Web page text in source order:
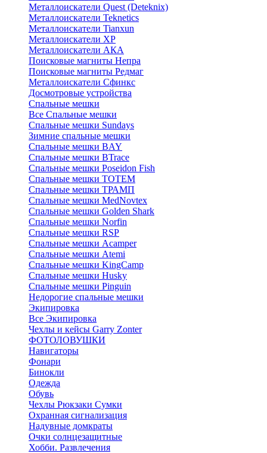
Металлоискатели Quest (Deteknix)
Металлоискатели Teknetics
Металлоискатели Tianxun
Металлоискатели XP
Металлоискатели АКА
Поисковые магниты Непра
Поисковые магниты Редмаг
Металлоискатели Сфинкс
Досмотровые устройства
Спальные мешки
Все Спальные мешки
Спальные мешки Sundays
Зимние спальные мешки
Спальные мешки BAY
Спальные мешки BTrace
Спальные мешки Poseidon Fish
Спальные мешки ТОТЕМ
Спальные мешки ТРАМП
Cпальные мешки MedNovtex
Спальные мешки Golden Shark
Спальные мешки Norfin
Спальные мешки RSP
Спальные мешки Acamper
Спальные мешки Atemi
Спальные мешки KingCamp
Спальные мешки Husky
Спальные мешки Pinguin
Недорогие спальные мешки
Экипировка
Все Экипировка
Чехлы и кейсы Garry Zonter
ФОТОЛОВУШКИ
Навигаторы
Фонари
Бинокли
Одежда
Обувь
Чехлы Рюкзаки Сумки
Охранная сигнализация
Надувные домкраты
Очки солнцезащитные
Хобби. Развлечения